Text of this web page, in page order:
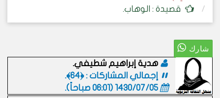
قصيدة : الوهاب.
هدية إبراهيم شطيفي.
إجمالي المشاركات : ﴿64﴾.
1430/07/05 (06:01 صباحاً)
.